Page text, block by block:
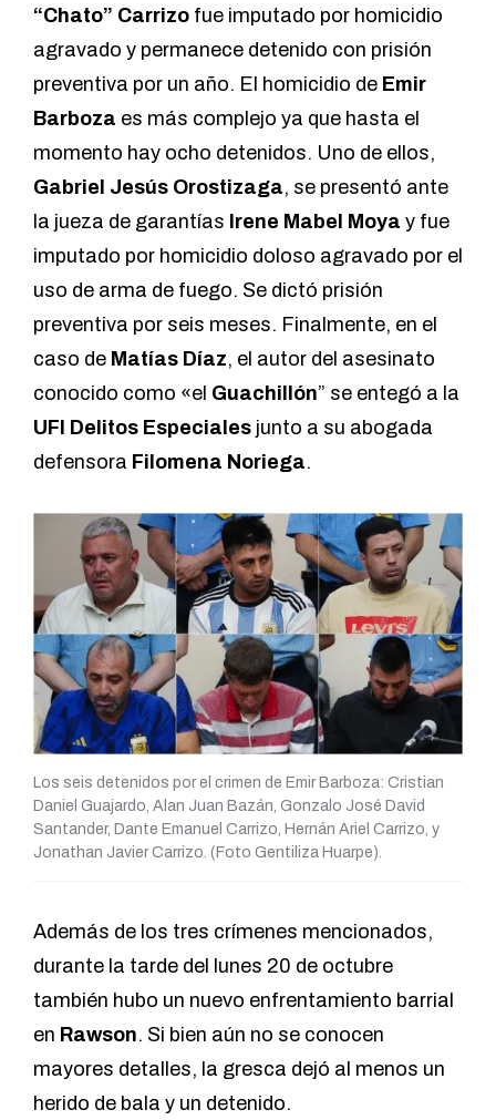
“Chato” Carrizo fue imputado por homicidio
agravado y permanece detenido con prisión
preventiva por un año. El homicidio de Emir
Barboza es más complejo ya que hasta el
momento hay ocho detenidos. Uno de ellos,
Gabriel Jesús Orostizaga, se presentó ante
la jueza de garantías Irene Mabel Moya y fue
imputado por homicidio doloso agravado por el
uso de arma de fuego. Se dictó prisión
preventiva por seis meses. Finalmente, en el
caso de Matías Díaz, el autor del asesinato
conocido como «el Guachillón” se entegó a la
UFI Delitos Especiales junto a su abogada
defensora Filomena Noriega.
Los seis detenidos por el crimen de Emir Barboza: Cristian
Daniel Guajardo, Alan Juan Bazán, Gonzalo José David
Santander, Dante Emanuel Carrizo, Hernán Ariel Carrizo, y
Jonathan Javier Carrizo. (Foto Gentiliza Huarpe).
Además de los tres crímenes mencionados,
durante la tarde del lunes 20 de octubre
también hubo un nuevo enfrentamiento barrial
en Rawson. Si bien aún no se conocen
mayores detalles, la gresca dejó al menos un
herido de bala y un detenido.